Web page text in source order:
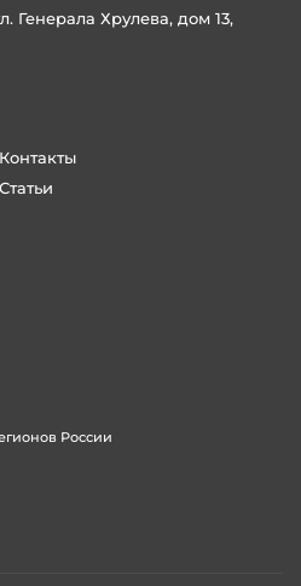
Генерала Хрулева, дом 13,
Контакты
Статьи
России